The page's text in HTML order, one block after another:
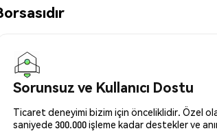
Sorunsuz ve Kullanıcı Dostu
Ticaret deneyimi bizim için önceliklidir. Özel
saniyede 300.000 işleme kadar destekler ve